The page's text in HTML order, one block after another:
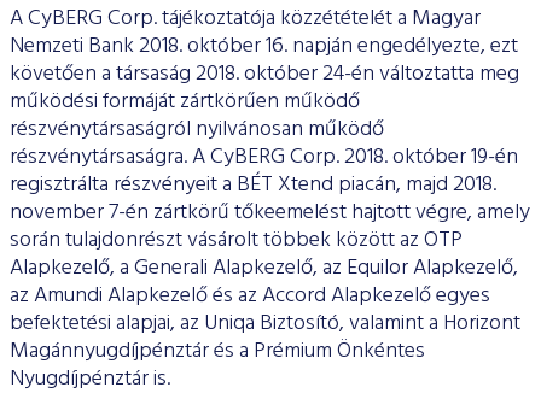
A CyBERG Corp. tájékoztatója közzétételét a Magyar
Nemzeti Bank 2018. október 16. napján engedélyezte, ezt
követően a társaság 2018. október 24-én változtatta meg
működési formáját zártkörűen működő
részvénytársaságról nyilvánosan működő
részvénytársaságra. A CyBERG Corp. 2018. október 19-én
regisztrálta részvényeit a BÉT Xtend piacán, majd 2018.
november 7-én zártkörű tőkeemelést hajtott végre, amely
során tulajdonrészt vásárolt többek között az OTP
Alapkezelő, a Generali Alapkezelő, az Equilor Alapkezelő,
az Amundi Alapkezelő és az Accord Alapkezelő egyes
befektetési alapjai, az Uniqa Biztosító, valamint a Horizont
Magánnyugdíjpénztár és a Prémium Önkéntes
Nyugdíjpénztár is.